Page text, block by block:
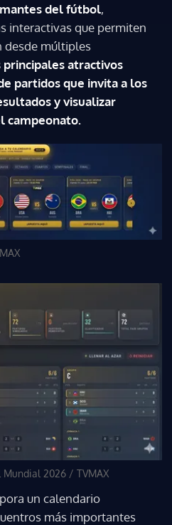
del fútbol,
interactivas que permiten
desde múltiples
principales atractivos
partidos que invita a los
y visualizar
campeonato.
Mundial 2026 / TVMAX
un calendario
más importantes